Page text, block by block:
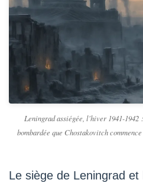
Leningrad assiégée, l'hiver 1941-
bombardée que Chostakovitch
Le siège de Leningrad et